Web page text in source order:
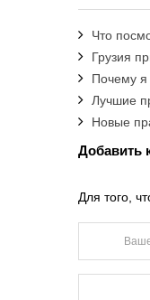
Что
Грузия
Почему я
Лучшие
Новые
Добавить
Для того,